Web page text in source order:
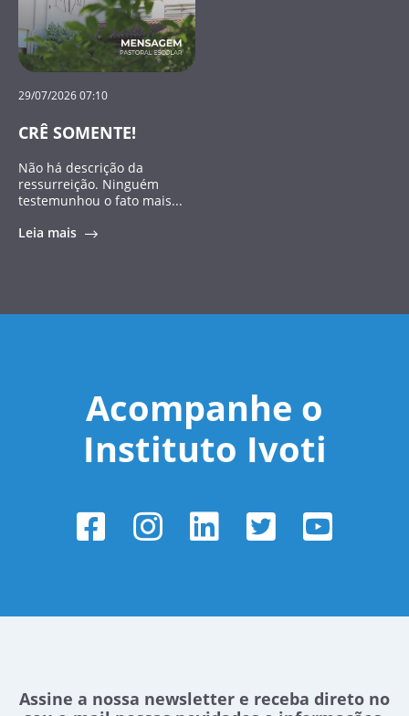
29/07/2026 07:10
CRÊ SOMENTE!
Não há descrição da
ressurreição. Ninguém
testemunhou o fato mais...
Leia mais
Acompanhe o
Instituto Ivoti
Assine a nossa newsletter e receba direto no